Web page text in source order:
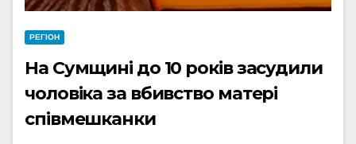
РЕГІОН
На Сумщині до 10 років засудили
чоловіка за вбивство матері
співмешканки